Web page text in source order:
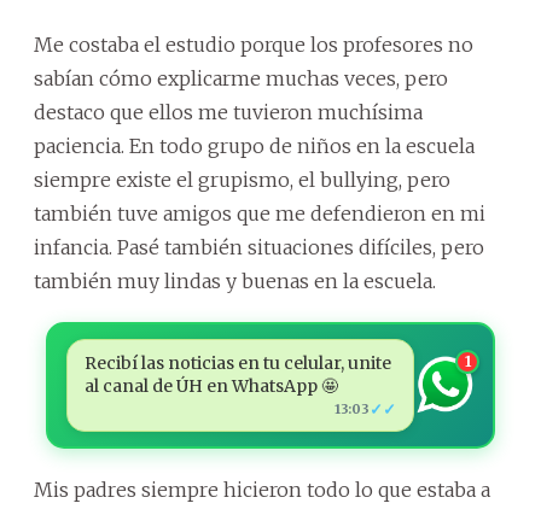
Me costaba el estudio porque los profesores no
sabían cómo explicarme muchas veces, pero
destaco que ellos me tuvieron muchísima
paciencia. En todo grupo de niños en la escuela
siempre existe el grupismo, el bullying, pero
también tuve amigos que me defendieron en mi
infancia. Pasé también situaciones difíciles, pero
también muy lindas y buenas en la escuela.
Recibí las noticias en tu celular, unite
al canal de ÚH en WhatsApp 🤩
13:03 ✓✓
1
Mis padres siempre hicieron todo lo que estaba a